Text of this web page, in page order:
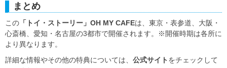
まとめ
この 「トイ・ストーリー」OH MY CAFEは、東京・表参道、大阪・
心斎橋、愛知・名古屋の3都市で開催されます。※開催時期は各所に
より異なります。
詳細な情報やその他の特典については、 公式サイト をチェックして